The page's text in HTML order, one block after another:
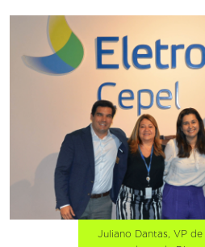
Juliano Dantas, VP